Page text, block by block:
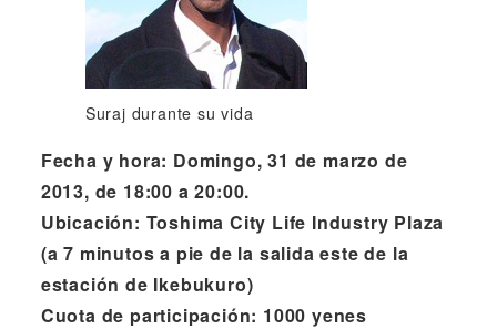
Suraj durante su vida
Fecha y hora: Domingo, 31 de marzo de
2013, de 18:00 a 20:00.
Ubicación: Toshima City Life Industry Plaza
(a 7 minutos a pie de la salida este de la
estación de Ikebukuro)
Cuota de participación: 1000 yenes